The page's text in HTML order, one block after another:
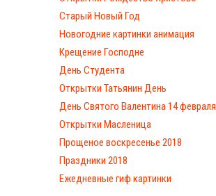
Старый Новый Год
Новогодние картинки анимация
Крещение Господне
День Студента
Открытки Татьянин День
День Святого Валентина 14 февраля
Открытки Масленица
Прощеное воскресенье 2018
Праздники 2018
Ежедневные гиф картинки